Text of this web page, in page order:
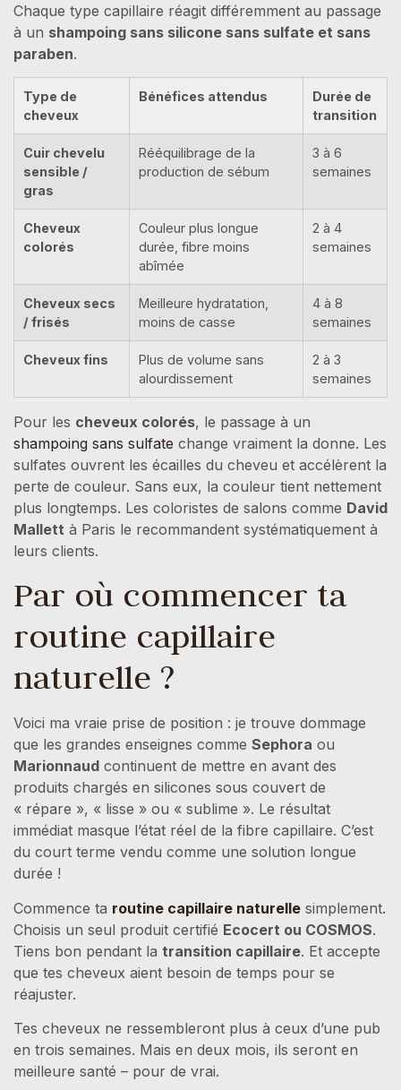
Chaque type capillaire réagit différemment au passage
à un shampoing sans silicone sans sulfate et sans
paraben.
Type de
cheveux
Bénéfices attendus
Durée de
transition
Cuir chevelu
sensible /
gras
Rééquilibrage de la
production de sébum
3 à 6
semaines
Cheveux
colorés
Couleur plus longue
durée, fibre moins
abîmée
2 à 4
semaines
Cheveux secs
/ frisés
Meilleure hydratation,
moins de casse
4 à 8
semaines
Cheveux fins
Plus de volume sans
alourdissement
2 à 3
semaines
Pour les cheveux colorés, le passage à un
shampoing sans sulfate change vraiment la donne. Les
sulfates ouvrent les écailles du cheveu et accélèrent la
perte de couleur. Sans eux, la couleur tient nettement
plus longtemps. Les coloristes de salons comme David
Mallett à Paris le recommandent systématiquement à
leurs clients.
Par où commencer ta
routine capillaire
naturelle ?
Voici ma vraie prise de position : je trouve dommage
que les grandes enseignes comme Sephora ou
Marionnaud continuent de mettre en avant des
produits chargés en silicones sous couvert de
« répare », « lisse » ou « sublime ». Le résultat
immédiat masque l’état réel de la fibre capillaire. C’est
du court terme vendu comme une solution longue
durée !
Commence ta routine capillaire naturelle simplement.
Choisis un seul produit certifié Ecocert ou COSMOS.
Tiens bon pendant la transition capillaire. Et accepte
que tes cheveux aient besoin de temps pour se
réajuster.
Tes cheveux ne ressembleront plus à ceux d’une pub
en trois semaines. Mais en deux mois, ils seront en
meilleure santé – pour de vrai.